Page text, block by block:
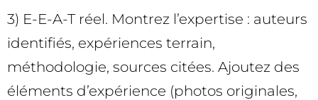
3) E-E-A-T réel. Montrez l’expertise : auteurs
identifiés, expériences terrain,
méthodologie, sources citées. Ajoutez des
éléments d’expérience (photos originales,